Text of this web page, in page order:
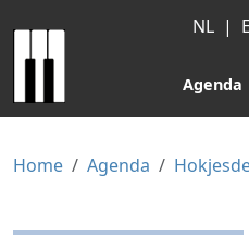
NL |
Agenda
Home Agenda